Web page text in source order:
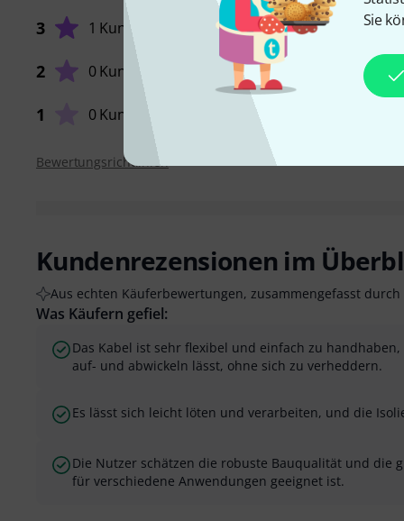
Sie
3 1 Kunde
2 0 Kunden
1 0 Kunden
Bewertungsrichtlinien
Kundenrezensionen im
Aus echten Käuferbewertungen, zusammengefasst durch
Was Käufern gefiel:
Das Kabel ist sehr flexibel und einfach zu
auf- und abwickeln lässt, ohne sich zu verheddern.
Es lässt sich leicht löten und verarbeiten, und die
Die Nutzer schätzen die robuste Bauqualität und die
für verschiedene Anwendungen geeignet ist.